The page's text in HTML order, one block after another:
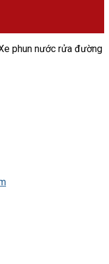
phun nước rửa đường